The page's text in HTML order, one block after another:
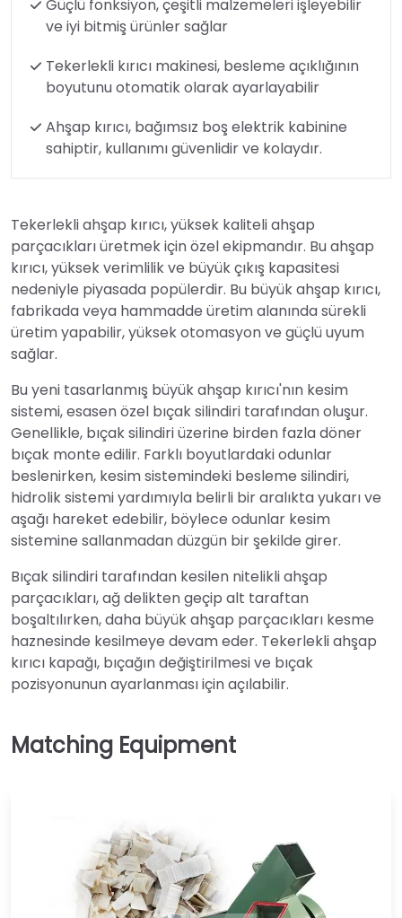
Güçlü fonksiyon, çeşitli malzemeleri işleyebilir
ve iyi bitmiş ürünler sağlar
Tekerlekli kırıcı makinesi, besleme açıklığının
boyutunu otomatik olarak ayarlayabilir
Ahşap kırıcı, bağımsız boş elektrik kabinine
sahiptir, kullanımı güvenlidir ve kolaydır.
Tekerlekli ahşap kırıcı, yüksek kaliteli ahşap
parçacıkları üretmek için özel ekipmandır. Bu ahşap
kırıcı, yüksek verimlilik ve büyük çıkış kapasitesi
nedeniyle piyasada popülerdir. Bu büyük ahşap kırıcı,
fabrikada veya hammadde üretim alanında sürekli
üretim yapabilir, yüksek otomasyon ve güçlü uyum
sağlar.
Bu yeni tasarlanmış büyük ahşap kırıcı'nın kesim
sistemi, esasen özel bıçak silindiri tarafından oluşur.
Genellikle, bıçak silindiri üzerine birden fazla döner
bıçak monte edilir. Farklı boyutlardaki odunlar
beslenirken, kesim sistemindeki besleme silindiri,
hidrolik sistemi yardımıyla belirli bir aralıkta yukarı ve
aşağı hareket edebilir, böylece odunlar kesim
sistemine sallanmadan düzgün bir şekilde girer.
Bıçak silindiri tarafından kesilen nitelikli ahşap
parçacıkları, ağ delikten geçip alt taraftan
boşaltılırken, daha büyük ahşap parçacıkları kesme
haznesinde kesilmeye devam eder. Tekerlekli ahşap
kırıcı kapağı, bıçağın değiştirilmesi ve bıçak
pozisyonunun ayarlanması için açılabilir.